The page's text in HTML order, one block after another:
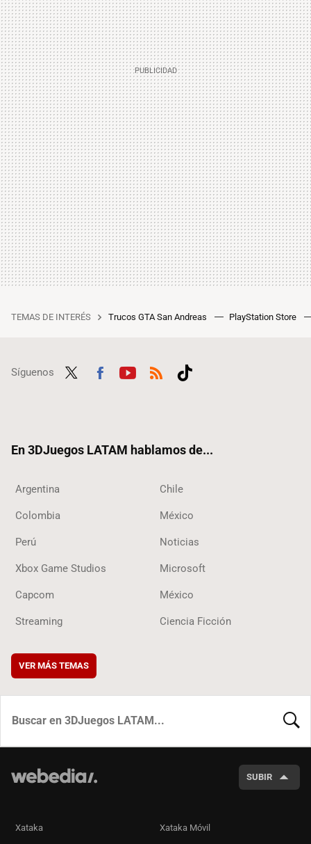
TEMAS DE INTERÉS Trucos GTA San Andreas PlayStation Store
Síguenos
En 3DJuegos LATAM hablamos de...
Argentina Chile
Colombia México
Perú Noticias
Xbox Game Studios Microsoft
Capcom México
Streaming Ciencia Ficción
VER MÁS TEMAS
SUBIR
Xataka Xataka Móvil